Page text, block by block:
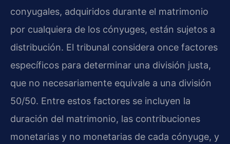
conyugales, adquiridos durante el matrimonio
por cualquiera de los cónyuges, están sujetos a
distribución. El tribunal considera once factores
específicos para determinar una división justa,
que no necesariamente equivale a una división
50/50. Entre estos factores se incluyen la
duración del matrimonio, las contribuciones
monetarias y no monetarias de cada cónyuge, y